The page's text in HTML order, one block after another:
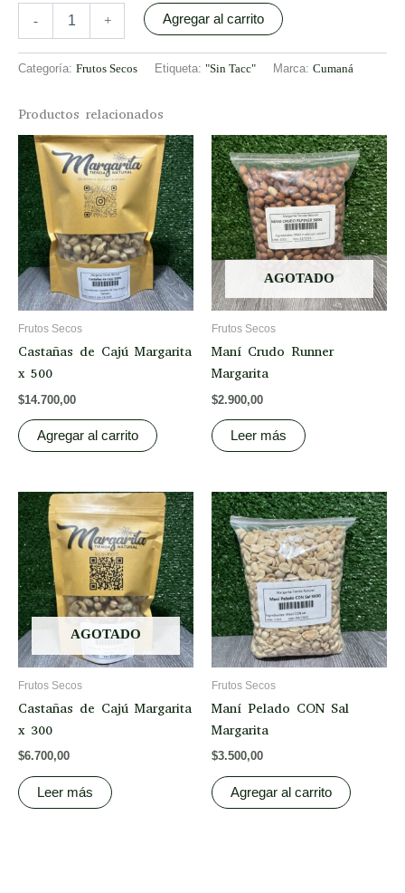
- + Agregar al carrito
Categoría: Frutos Secos Etiqueta: "Sin Tacc" Marca: Cumaná
Productos relacionados
Frutos Secos
Castañas de Cajú Margarita
x 500
$14.700,00
Agregar al carrito
AGOTADO
Frutos Secos
Maní Crudo Runner
Margarita
$2.900,00
Leer más
AGOTADO
Frutos Secos
Castañas de Cajú Margarita
x 300
$6.700,00
Leer más
Frutos Secos
Maní Pelado CON Sal
Margarita
$3.500,00
Agregar al carrito